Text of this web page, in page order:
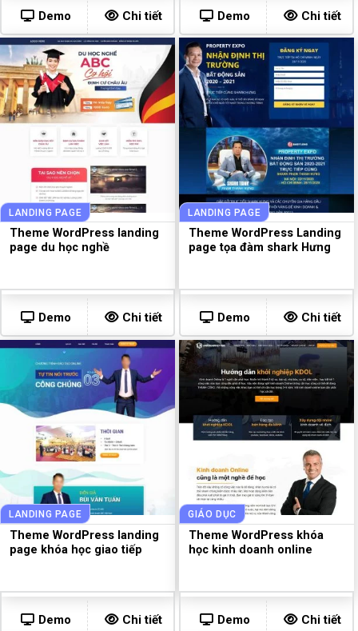
Demo Chi tiết Demo Chi tiết
LANDING PAGE
Theme WordPress landing
page du học nghề
Demo Chi tiết
LANDING PAGE
Theme WordPress Landing
page tọa đàm shark Hưng
Demo Chi tiết
LANDING PAGE
Theme WordPress landing
page khóa học giao tiếp
Demo Chi tiết
GIÁO DỤC
Theme WordPress khóa
học kinh doanh online
Demo Chi tiết